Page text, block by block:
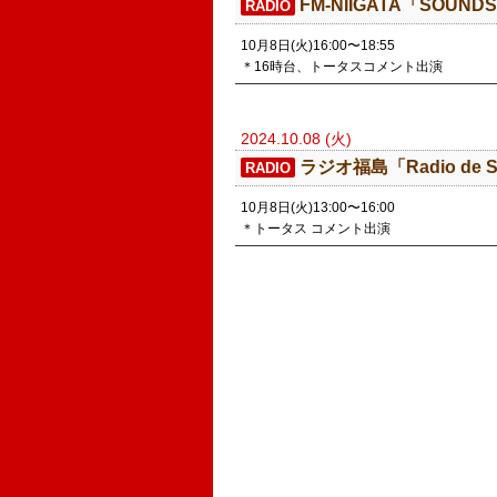
RADIO FM-NIIGATA「
10月8日(火)16:00〜18:55
＊16時台、トータスコメント出演
2024.10.08 (火)
RADIO ラジオ福島「Radio de
10月8日(火)13:00〜16:00
＊トータス コメント出演